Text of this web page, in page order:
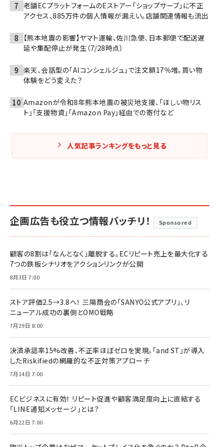
老舗ECプラットフォームのEストアー「ショップサーブ」に不正
アクセス、885万件の個人情報が漏えい。店舗関連情報も流出
【熊本地震の影響】ヤマト運輸、佐川急便、日本郵便で配送遅
延や集配停止が発生（7/28時点）
楽天、会話型の「AIコンシェルジュ」で注文額17％増。買い物
体験をどう変えた？
Amazonが令和8年熊本地震の被災地支援、「ほしい物リス
ト」「支援物資」「Amazon Pay」経由での寄付など
人気記事ランキングをもっと見る
企画広告も役立つ情報バッチリ！ Sponsored
顧客の8割は「なんとなく」離脱する。ECリピート売上を最大化する
7つの鉄板シナリオをアクションリンクが公開
8月3日 7:00
ストア評価2.5→3.8へ！ 三陽商会の「SANYO公式アプリ」、リ
ニューアル成功の裏側とOMO戦略
7月29日 8:00
決済承認率15%改善、不正率ほぼゼロを実現。「and ST」が導入
したRiskifiedの網羅的な不正対策アプローチ
7月14日 7:00
ECビジネスに有効！ リピート促進や顧客満足度向上に直結する
「LINE通知メッセージ」とは？
6月22日 7:00